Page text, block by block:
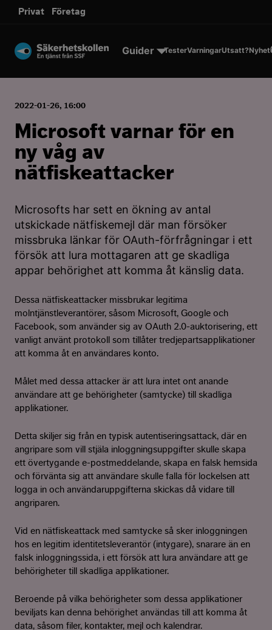
sms.
Privat Företag
Guider TesterVarningarUtsatt?
2022-01-26, 16:00
Microsoft varnar för en
ny våg av
nätfiskeattacker
Microsofts har sett en ökning av antal
utskickade nätfiskemejl där man försöker
missbruka länkar för OAuth-förfrågningar i ett
försök att lura mottagaren att ge skadliga
appar behörighet att komma åt känslig data.
Dessa nätfiskeattacker missbrukar legitima
molntjänstleverantörer, såsom Microsoft, Google och
Facebook, som använder sig av OAuth 2.0-auktorisering, ett
vanligt använt protokoll som tillåter tredjepartsapplikationer
att komma åt en användares konto.
Målet med dessa attacker är att lura intet ont anande
användare att ge behörigheter (samtycke) till skadliga
applikationer.
Detta skiljer sig från en typisk autentiseringsattack, där en
angripare som vill stjäla inloggningsuppgifter skulle skapa
ett övertygande e-postmeddelande, skapa en falsk hemsida
och förvänta sig att användare skulle falla för lockelsen att
logga in och användaruppgifterna skickas då vidare till
angriparen.
Vid en nätfiskeattack med samtycke så sker inloggningen
hos en legitim identitetsleverantör (intygare), snarare än en
falsk inloggningssida, i ett försök att lura användare att ge
behörigheter till skadliga applikationer.
Beroende på vilka behörigheter som dessa applikationer
beviljats ​​kan denna behörighet användas till att komma åt
data, såsom filer, kontakter, mejl och kalendrar.